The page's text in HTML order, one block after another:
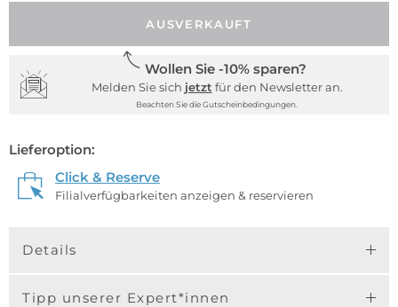
AUSVERKAUFT
Wollen Sie -10% sparen?
Melden Sie sich jetzt für den Newsletter an.
Beachten Sie die Gutscheinbedingungen.
Lieferoption:
Click & Reserve
Filialverfügbarkeiten anzeigen & reservieren
Details
Tipp unserer Expert*innen